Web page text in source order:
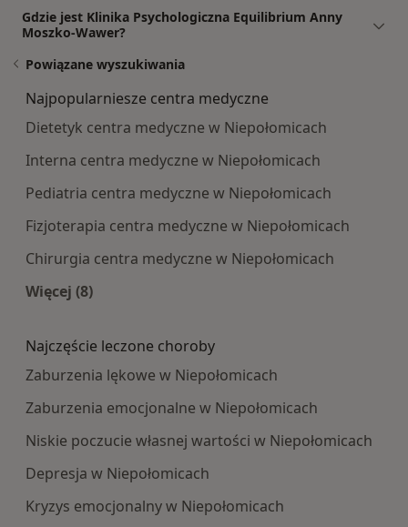
Gdzie jest Klinika Psychologiczna Equilibrium Anny
Moszko-Wawer?
Powiązane wyszukiwania
Najpopularniesze centra medyczne
Dietetyk centra medyczne w Niepołomicach
Interna centra medyczne w Niepołomicach
Pediatria centra medyczne w Niepołomicach
Fizjoterapia centra medyczne w Niepołomicach
Chirurgia centra medyczne w Niepołomicach
Więcej (8)
Najczęście leczone choroby
Zaburzenia lękowe w Niepołomicach
Zaburzenia emocjonalne w Niepołomicach
Niskie poczucie własnej wartości w Niepołomicach
Depresja w Niepołomicach
Kryzys emocjonalny w Niepołomicach